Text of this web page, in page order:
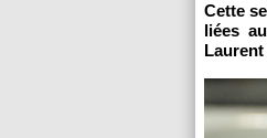
Cette
liées